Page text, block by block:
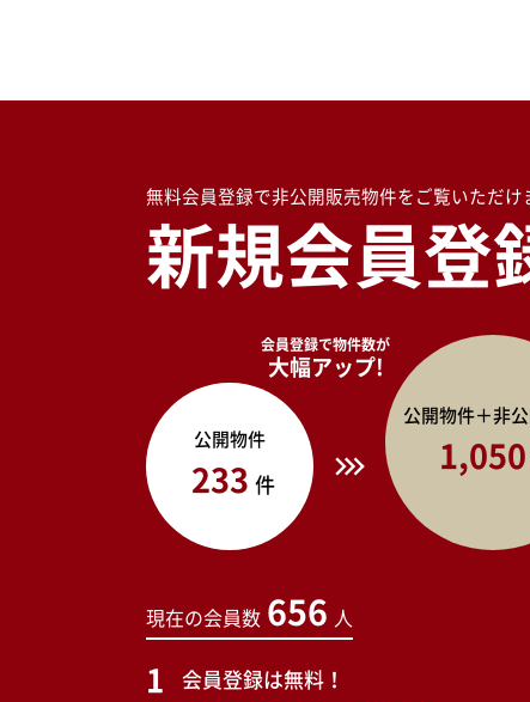
無料会員登録で非公開販売物件をご覧いただけ
新規会員登
会員登録で物件数が
大幅アップ!
公開物件
233 件
公開物件＋非
1,050
現在の会員数 656 人
会員登録は無料！